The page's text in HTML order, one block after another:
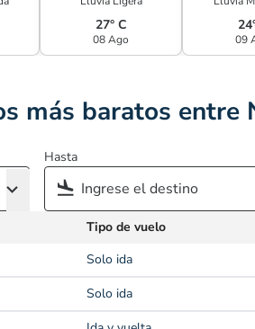
27° C
08 Ago 09
más baratos entre
Hasta
Tipo de vuelo
Solo ida
Solo ida